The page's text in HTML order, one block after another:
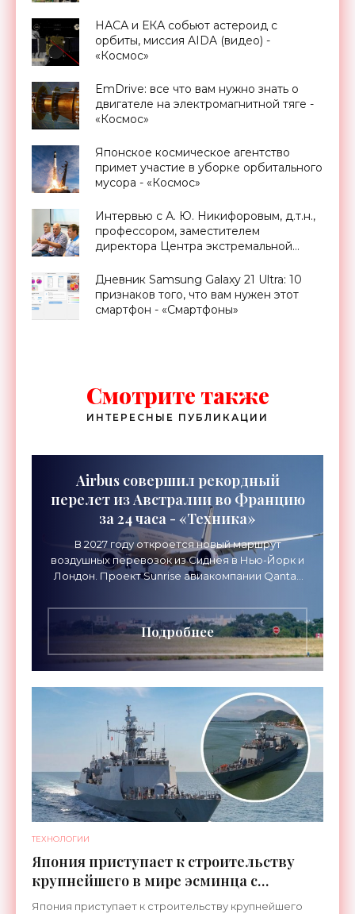
НАСА и ЕКА собьют астероид с
орбиты, миссия AIDA (видео) -
«Космос»
EmDrive: все что вам нужно знать о
двигателе на электромагнитной тяге -
«Космос»
Японское космическое агентство
примет участие в уборке орбитального
мусора - «Космос»
Интервью с А. Ю. Никифоровым, д.т.н.,
профессором, заместителем
директора Центра экстремальной
МИФИ - «Смартфоны»
Дневник Samsung Galaxy 21 Ultra: 10
признаков того, что вам нужен этот
смартфон - «Смартфоны»
Смотрите также
ИНТЕРЕСНЫЕ ПУБЛИКАЦИИ
Airbus совершил рекордный
перелет из Австралии во Францию
за 24 часа - «Техника»
В 2027 году откроется новый маршрут
воздушных перевозок из Сиднея в Нью-Йорк и
Лондон. Проект Sunrise авиакомпании Qantas
длительностью до 24
Подробнее
ТЕХНОЛОГИИ
Япония приступает к строительству
крупнейшего в мире эсминца с
системой ПРО AEGIS - «Оружие»
Япония приступает к строительству крупнейшего